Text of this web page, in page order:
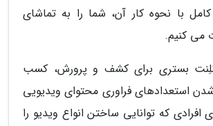
با نحوه کار آن، شما را به تماشای
می کنیم.
بستری برای کشف و پرورش، کسب
استعدادهای فراوری محتوای ویدیویی
که توانایی ساختن انواع ویدیو را